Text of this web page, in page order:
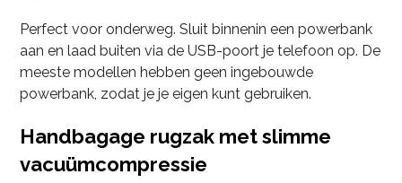
Perfect voor onderweg. Sluit binnenin een powerbank
aan en laad buiten via de USB-poort je telefoon op. De
meeste modellen hebben geen ingebouwde
powerbank, zodat je je eigen kunt gebruiken.
Handbagage rugzak met slimme
vacuümcompressie